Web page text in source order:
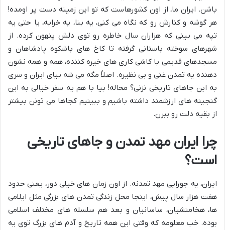
باشن. ایران ما، از اون کشورهاست که تو این زمینه دست پر اومده!
هر گوشه و کنارش رو که نگاه می کنی، یه بنا، یه خرابه، یا حتی یه
تپه می بینی که هزاران سال خاطره رو توی دلش پنهون کرده. از
شهرهای سوخته باستانی گرفته تا کاخ های باشکوه پادشاهان و
مسجدهای قدیمی با کاشی کاری های خیره کننده، همه و همه نشون
دهنده یه تمدن غنی و بی نظیره. اصلاً مگه می شه بیای ایران و سری
به این جاهای تاریخی نزنی؟ محاله! بیا با هم یه سفر خیالی به این
گنجینه های ارزشمند داشته باشیم و ببینیم کجاها می تونن بیشتر
از بقیه دلت رو ببرن.
چرا ایران مهد تمدن و جاهای تاریخی
است؟
ایران، یه جورایی مهد تمدنه. از اون زمان های خیلی دور، یعنی حدود
هفت هزار سال پیش، اینجا محل زندگی تمدن های بزرگی مثل ایلامی
ها، هخامنشیان، ساسانیان و بعد هم سلسله های مختلف اسلامی
بوده. خب معلومه که وقتی این همه تاریخ و آدم های بزرگ توی یه